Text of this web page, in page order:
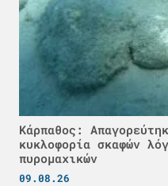
Κάρπαθος:
κυκλοφορία σκαφών
πυρομαχικών
09.08.26